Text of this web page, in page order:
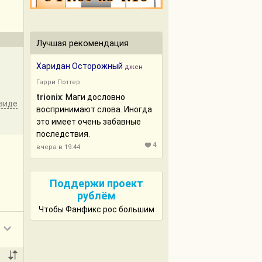
Лучшая рекомендация
Харидан Осторожный джен
Гарри Поттер
trionix: Маги дословно
воспринимают слова. Иногда
это имеет очень забавные
последствия.
вчера в 19:44 4
Поддержи проект
рублём
Чтобы Фанфикс рос большим